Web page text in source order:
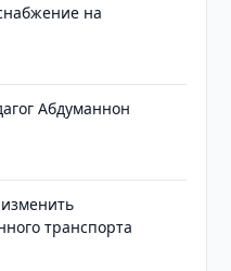
на
Абдуманнон
транспорта